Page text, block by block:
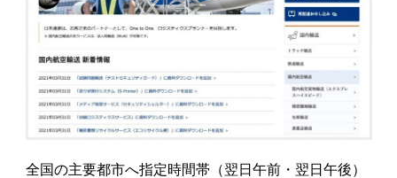
全国の主要都市へ指定時間帯（翌日午前・翌日午後）